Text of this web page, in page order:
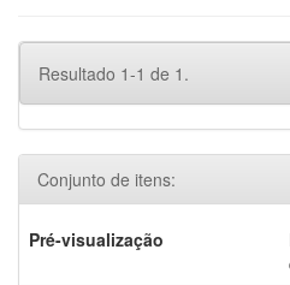
Resultado 1-1 de 1.
Conjunto de itens:
Pré-visualização